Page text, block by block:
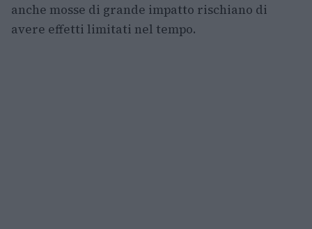
anche mosse di grande impatto rischiano di
avere effetti limitati nel tempo.